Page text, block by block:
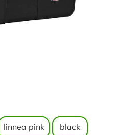
linnea pink black